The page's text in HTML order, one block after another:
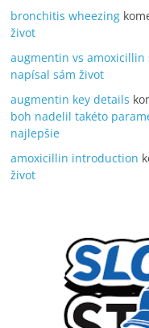
bronchitis wheezing
život
augmentin vs amoxicillin
napísal sám život
augmentin key details
boh nadelil takéto
najlepšie
amoxicillin introduction
život